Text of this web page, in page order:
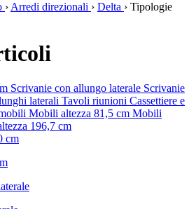
› Arredi direzionali › Delta › Tipologie
Scrivanie con allungo laterale Scrivanie
laterali Tavoli riunioni Cassettiere e
Mobili altezza 81,5 cm Mobili
196,7 cm